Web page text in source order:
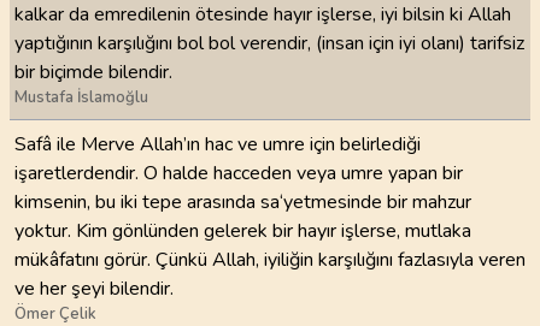
kalkar da emredilenin ötesinde hayır işlerse, iyi bilsin ki Allah
yaptığının karşılığını bol bol verendir, (insan için iyi olanı) tarifsiz
bir biçimde bilendir.
Mustafa İslamoğlu
Safâ ile Merve Allah’ın hac ve umre için belirlediği
işaretlerdendir. O halde hacceden veya umre yapan bir
kimsenin, bu iki tepe arasında sa‘yetmesinde bir mahzur
yoktur. Kim gönlünden gelerek bir hayır işlerse, mutlaka
mükâfatını görür. Çünkü Allah, iyiliğin karşılığını fazlasıyla veren
ve her şeyi bilendir.
Ömer Çelik